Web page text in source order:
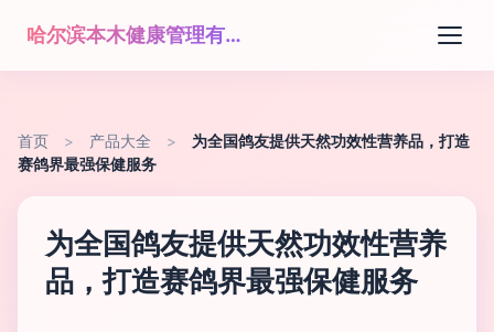
哈尔滨本木健康管理有限公司
首页 > 产品大全 >
为全国鸽友提供天然功效性营养品，打造
赛鸽界最强保健服务
为全国鸽友提供天然功效性营养
品，打造赛鸽界最强保健服务